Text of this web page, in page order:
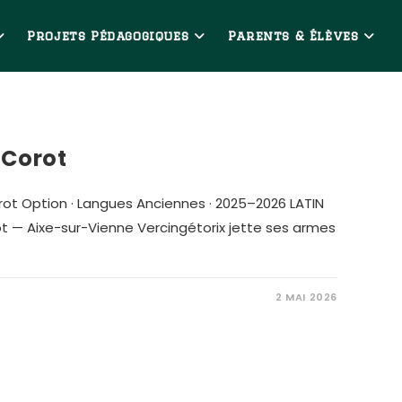
Projets Pédagogiques Parents & Élèves
Option · Langues Anciennes · 2025–2026 LATIN
— Aixe-sur-Vienne Vercingétorix jette ses armes
2 MAI 2026